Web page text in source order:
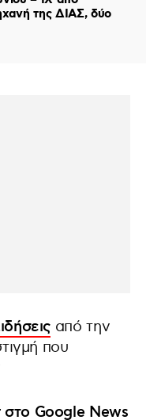
της ΔΙΑΣ, δύο
από την
που
Google News